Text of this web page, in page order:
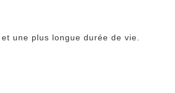
une plus longue durée de vie.